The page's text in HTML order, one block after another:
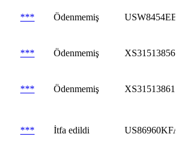
*** Ödenmemiş
*** Ödenmemiş
*** Ödenmemiş
*** İtfa edildi